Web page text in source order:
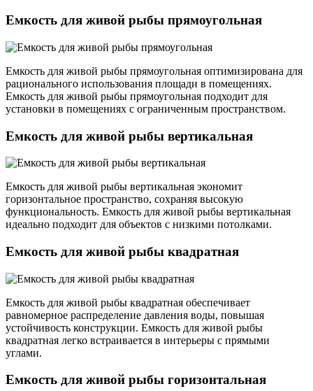
Емкость для живой рыбы прямоугольная
Емкость для живой рыбы прямоугольная оптимизирована для
рационального использования площади в помещениях.
Емкость для живой рыбы прямоугольная подходит для
установки в помещениях с ограниченным пространством.
Емкость для живой рыбы вертикальная
Емкость для живой рыбы вертикальная экономит
горизонтальное пространство, сохраняя высокую
функциональность. Емкость для живой рыбы вертикальная
идеально подходит для объектов с низкими потолками.
Емкость для живой рыбы квадратная
Емкость для живой рыбы квадратная обеспечивает
равномерное распределение давления воды, повышая
устойчивость конструкции. Емкость для живой рыбы
квадратная легко встраивается в интерьеры с прямыми
углами.
Емкость для живой рыбы горизонтальная